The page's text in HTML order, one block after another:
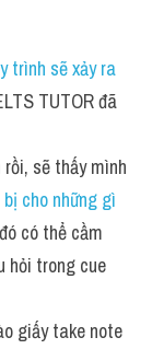
trình sẽ xảy ra
TUTOR đã
sẽ thấy mình
cho những gì
có thể cầm
hỏi trong cue
giấy take note